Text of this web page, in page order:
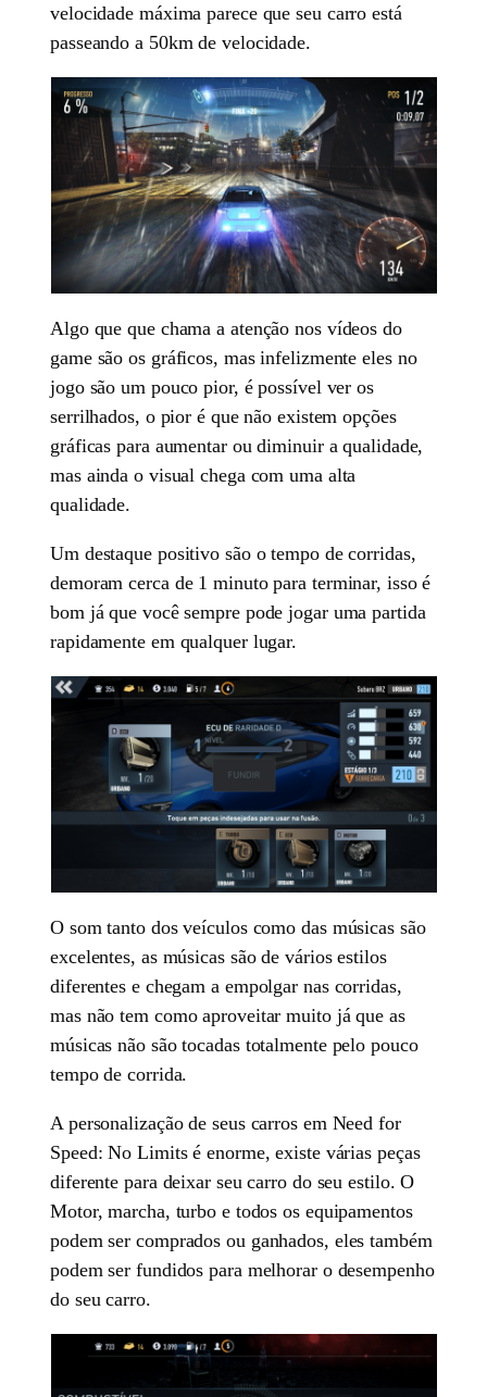
velocidade máxima parece que seu carro está
passeando a 50km de velocidade.
Algo que que chama a atenção nos vídeos do
game são os gráficos, mas infelizmente eles no
jogo são um pouco pior, é possível ver os
serrilhados, o pior é que não existem opções
gráficas para aumentar ou diminuir a qualidade,
mas ainda o visual chega com uma alta
qualidade.
Um destaque positivo são o tempo de corridas,
demoram cerca de 1 minuto para terminar, isso é
bom já que você sempre pode jogar uma partida
rapidamente em qualquer lugar.
O som tanto dos veículos como das músicas são
excelentes, as músicas são de vários estilos
diferentes e chegam a empolgar nas corridas,
mas não tem como aproveitar muito já que as
músicas não são tocadas totalmente pelo pouco
tempo de corrida.
A personalização de seus carros em Need for
Speed: No Limits é enorme, existe várias peças
diferente para deixar seu carro do seu estilo. O
Motor, marcha, turbo e todos os equipamentos
podem ser comprados ou ganhados, eles também
podem ser fundidos para melhorar o desempenho
do seu carro.